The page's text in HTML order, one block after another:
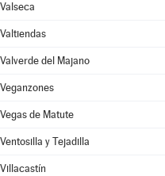
Valseca
Valtiendas
Valverde del Majano
Veganzones
Vegas de Matute
Ventosilla y Tejadilla
Villacastín